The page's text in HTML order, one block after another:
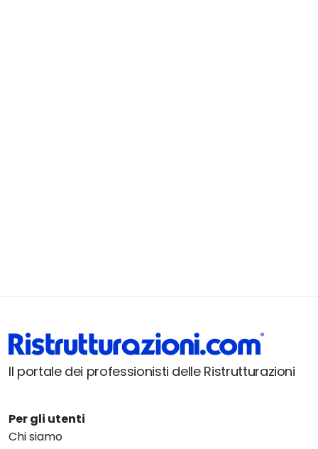
Il portale dei professionisti delle Ristrutturazioni
Per gli utenti
Chi siamo